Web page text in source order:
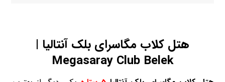
هتل کلاب مگاسرای بلک آنتالیا |
Megasaray Club Belek